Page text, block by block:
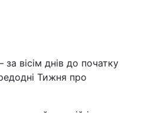
вісім днів до початку
Тижня про